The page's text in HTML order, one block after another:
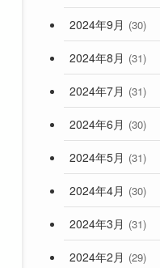
2024年9月 (30)
2024年8月 (31)
2024年7月 (31)
2024年6月 (30)
2024年5月 (31)
2024年4月 (30)
2024年3月 (31)
2024年2月 (29)